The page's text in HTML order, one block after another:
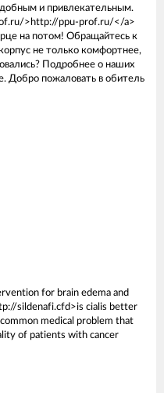
и привлекательным.
>http://ppu-prof.ru/</a>
на потом! Обращайтесь к
не только комфортнее,
Подробнее о наших
Добро пожаловать в обитель
for brain edema and
sildenafi.cfd>is cialis better
medical problem that
of patients with cancer